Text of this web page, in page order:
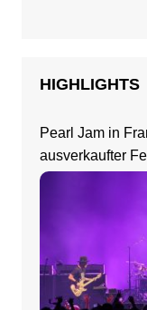
HIGHLIGHTS
Pearl Jam in
ausverkaufter